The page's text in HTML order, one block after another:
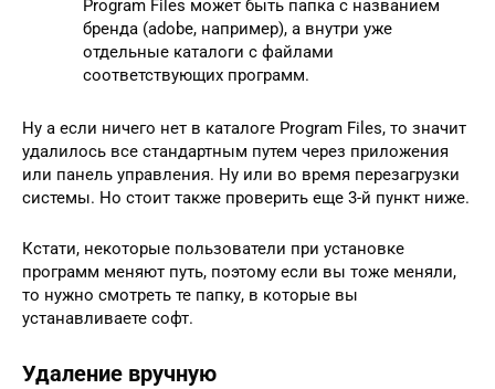
Program Files может быть папка с названием
бренда (adobe, например), а внутри уже
отдельные каталоги с файлами
соответствующих программ.
Ну а если ничего нет в каталоге Program Files, то значит
удалилось все стандартным путем через приложения
или панель управления. Ну или во время перезагрузки
системы. Но стоит также проверить еще 3-й пункт ниже.
Кстати, некоторые пользователи при установке
программ меняют путь, поэтому если вы тоже меняли,
то нужно смотреть те папку, в которые вы
устанавливаете софт.
Удаление вручную